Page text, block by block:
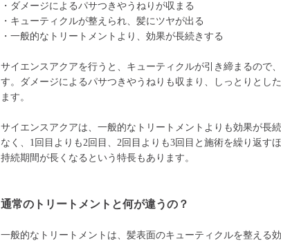
・ダメージによるパサつきやうねりが収まる
・キューティクルが整えられ、髪にツヤが出る
・一般的なトリートメントより、効果が長続きする
サイエンスアクアを行うと、キューティクルが引き締まるので
す。ダメージによるパサつきやうねりも収まり、しっとりとし
ます。
サイエンスアクアは、一般的なトリートメントよりも効果が長
なく、1回目よりも2回目、2回目よりも3回目と施術を繰り返す
持続期間が長くなるという特長もあります。
通常のトリートメントと何が違うの？
一般的なトリートメントは、髪表面のキューティクルを整える